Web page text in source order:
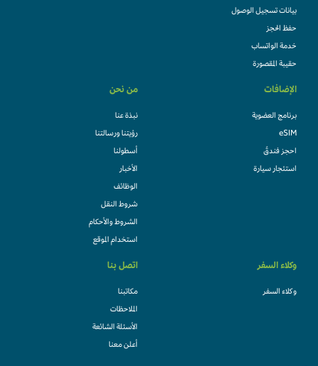
بيانات تسجيل الوصول
حفظ الحجز
خدمة الواتساب
حقيبة المقصورة
الإضافات
برنامج العضوية
eSIM
احجز فندقً
استئجار سيارة
من نحن
نبذة عنا
رؤيتنا ورسالتنا
أسطولنا
الأخبار
الوظائف
شروط النقل
الشروط والأحكام
استخدام الموقع
وكلاء السفر
وكلاء السفر
اتصل بنا
مكاتبنا
الملاحظات
الأسئلة الشائعة
أعلن معنا